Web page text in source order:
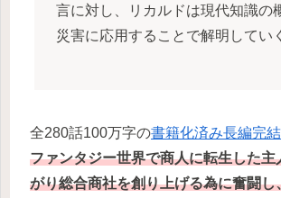
言に対し、リカルドは現代知識の
災害に応用することで解明してい
全280話100万字の書籍化済み長編完結
ファンタジー世界で商人に転生した主
がり総合商社を創り上げる為に奮闘し